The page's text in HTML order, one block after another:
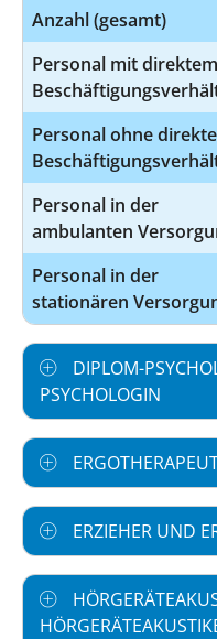
Anzahl (gesamt)
Personal mit direktem
Personal ohne
Personal in der
ambulanten
Personal in der
stationären
DIPLOM-
PSYCHOLOGIN
ERZIEHER UND